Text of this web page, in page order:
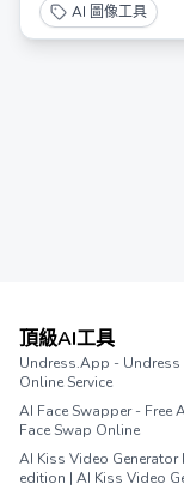
AI 圖像工具
頂級AI工具
Undress.App - Undress
Online Service
AI Face Swapper - Free
Face Swap Online
AI Kiss Video Generator
edition | AI Kiss Video